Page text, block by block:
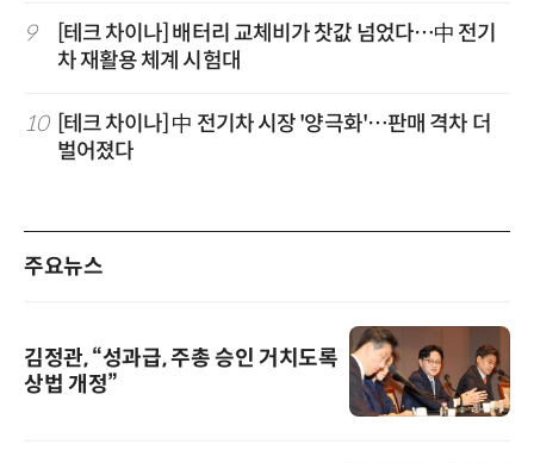
9
[테크 차이나] 배터리 교체비가 찻값 넘었다…中 전기
차 재활용 체계 시험대
10
[테크 차이나] 中 전기차 시장 '양극화'…판매 격차 더
벌어졌다
주요뉴스
김정관, “성과급, 주총 승인 거치도록
상법 개정”